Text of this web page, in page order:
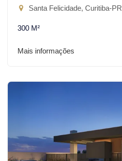
Santa Felicidade, Curitiba-PR
300 M²
Mais informações